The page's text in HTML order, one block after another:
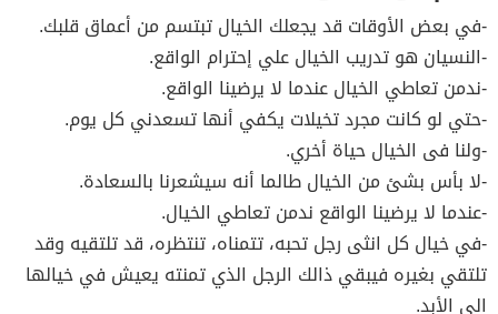
-في بعض الأوقات قد يجعلك الخيال تبتسم من أعماق قلبك.
-النسيان هو تدريب الخيال علي إحترام الواقع.
-ندمن تعاطي الخيال عندما لا يرضينا الواقع.
-حتي لو كانت مجرد تخيلات يكفي أنها تسعدني كل يوم.
-ولنا فى الخيال حياة أخري.
-لا بأس بشئ من الخيال طالما أنه سيشعرنا بالسعادة.
-عندما لا يرضينا الواقع ندمن تعاطي الخيال.
-في خيال كل انثى رجل تحبه، تتمناه، تنتظره، قد تلتقيه وقد
تلتقي بغيره فيبقي ذالك الرجل الذي تمنته يعيش في خيالها
الي الأبد.